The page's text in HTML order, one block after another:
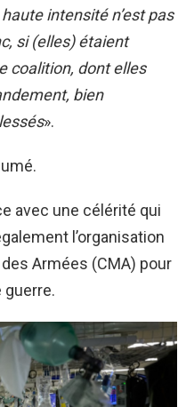
intensité n’est pas
si (elles) étaient
coalition, dont elles
bien
».
avec une célérité qui
l’organisation
Armées (CMA) pour
guerre.